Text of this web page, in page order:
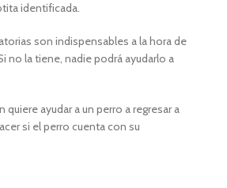
identificada.
son indispensables a la hora de
no la tiene, nadie podrá ayudarlo a
quiere ayudar a un perro a regresar a
si el perro cuenta con su